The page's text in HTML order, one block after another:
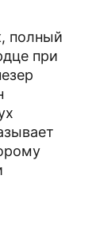
полный
при